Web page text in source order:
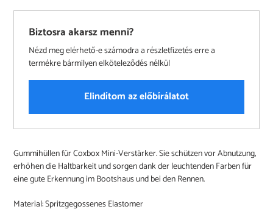
Biztosra akarsz menni?
Nézd meg elérhető-e számodra a részletfizetés erre a
termékre bármilyen elköteleződés nélkül
Elindítom az előbírálatot
wird
zum
Warenkorb
Gummihüllen für Coxbox Mini-Verstärker. Sie schützen vor Abnutzung,
erhöhen die Haltbarkeit und sorgen dank der leuchtenden Farben für
eine gute Erkennung im Bootshaus und bei den Rennen.
Material: Spritzgegossenes Elastomer